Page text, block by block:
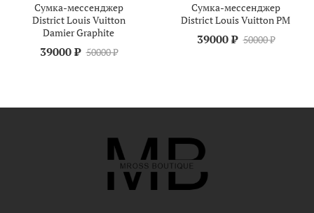
Сумка-мессенджер
District Louis Vuitton
Damier Graphite
39000 ₽ 50000 ₽
Сумка-мессенджер
District Louis Vuitton PM
39000 ₽ 50000 ₽